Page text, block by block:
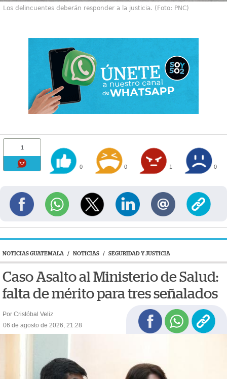
Los delincuentes deberán responder a la justicia. (Foto: PNC)
1
0 0 1 0
NOTICIAS GUATEMALA / NOTICIAS / SEGURIDAD Y JUSTICIA
Caso Asalto al Ministerio de Salud:
falta de mérito para tres señalados
Por Cristóbal Veliz
06 de agosto de 2026, 21:28